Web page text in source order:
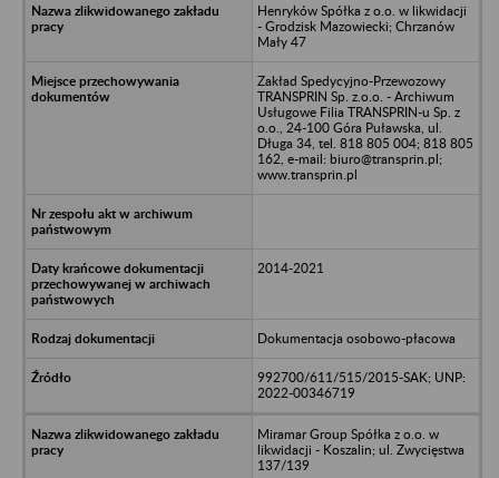
Henryków Spółka z o.o. w likwidacji
- Grodzisk Mazowiecki; Chrzanów
Mały 47
Zakład Spedycyjno-Przewozowy
TRANSPRIN Sp. z.o.o. - Archiwum
Usługowe Filia TRANSPRIN-u Sp. z
o.o., 24-100 Góra Puławska, ul.
Długa 34, tel. 818 805 004; 818 805
162, e-mail: biuro@transprin.pl;
www.transprin.pl
2014-2021
Dokumentacja osobowo-płacowa
992700/611/515/2015-SAK; UNP:
2022-00346719
Miramar Group Spółka z o.o. w
likwidacji - Koszalin; ul. Zwycięstwa
137/139